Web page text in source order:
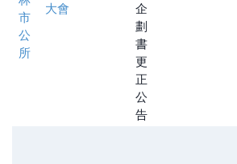
市
公
所
大會
企
劃
書
更
正
公
告